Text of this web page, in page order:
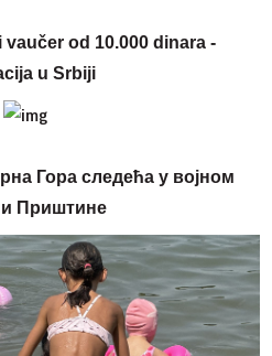
od 10.000 dinara -
u Srbiji
Гора следећа у војном
и Приштине